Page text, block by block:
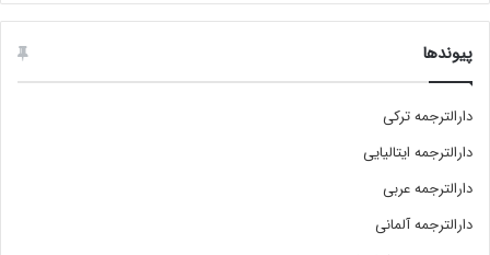
پیوندها
دارالترجمه ترکی
دارالترجمه ایتالیایی
دارالترجمه عربی
دارالترجمه آلمانی